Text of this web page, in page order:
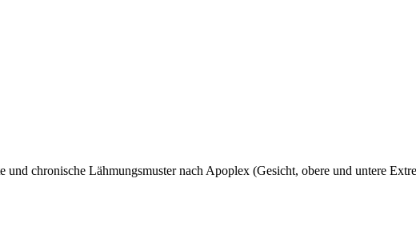
chronische Lähmungsmuster nach Apoplex (Gesicht, obere und